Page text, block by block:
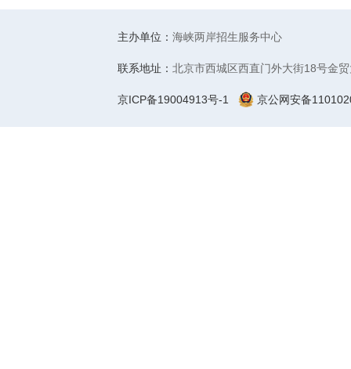
主办单位： 海峡两岸招生服务中心
联系地址： 北京市西城区西直门外大街18号金
京ICP备19004913号-1 京公网安备